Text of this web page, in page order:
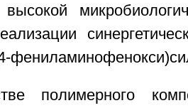
полимерного